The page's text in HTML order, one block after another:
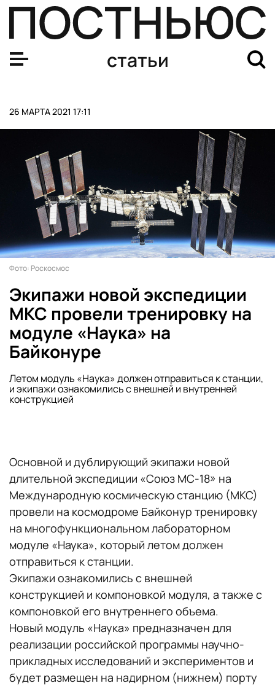
статьи
26 МАРТА 2021 17:11
Фото: Роскосмос
Экипажи новой экспедиции
МКС провели тренировку на
модуле «Наука» на
Байконуре
Летом модуль «Наука» должен отправиться к станции,
и экипажи ознакомились с внешней и внутренней
конструкцией
Основной и дублирующий экипажи новой
длительной экспедиции «Союз МС-18» на
Международную космическую станцию (МКС)
провели на космодроме Байконур тренировку
на многофункциональном лабораторном
модуле «Наука», который летом должен
отправиться к станции.
Экипажи ознакомились с внешней
конструкцией и компоновкой модуля, а также с
компоновкой его внутреннего объема.
Новый модуль «Наука» предназначен для
реализации российской программы научно-
прикладных исследований и экспериментов и
будет размещен на надирном (нижнем) порту
Осьминоги видят во сне клипы или GIF